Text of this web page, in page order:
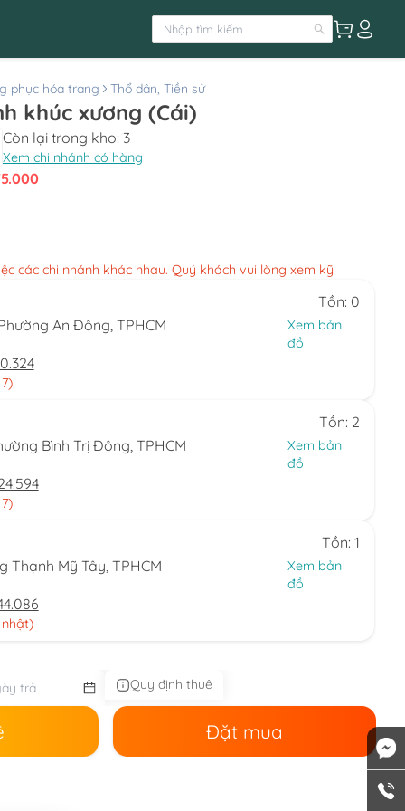
phục hóa trang Thổ dân, Tiền sử
khúc xương (Cái)
Còn lại trong kho: 3
Xem chi nhánh có hàng
các chi nhánh khác nhau. Quý khách vui lòng xem kỹ
Tồn: 0
An Đông, TPHCM
Xem bản
đồ
Tồn: 2
Bình Trị Đông, TPHCM
Xem bản
đồ
Tồn: 1
Thạnh Mỹ Tây, TPHCM
Xem bản
đồ
Quy định thuê
Đặt mua